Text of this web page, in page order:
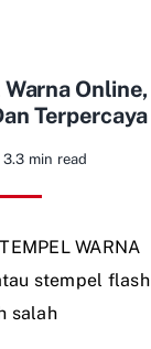
Online,
Terpercaya
3.3 min read
WARNA
stempel flash
salah